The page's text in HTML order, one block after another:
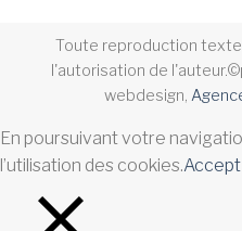
Toute reproduction
l'autorisation de
webdesign,
En poursuivant votre
l’utilisation des cookies.Accept